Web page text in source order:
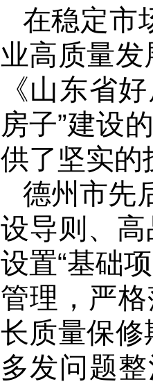
在稳定市
业高质量
《山东省
房子”建设
供了坚实
德州市先
设导则、
设置“基础
管理，严格
长质量保
多发问题